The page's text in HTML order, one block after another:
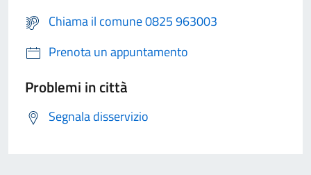
Chiama il comune 0825 963003
Prenota un appuntamento
Problemi in città
Segnala disservizio